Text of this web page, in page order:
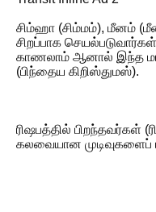
சிம்ஹா (சிம்மம்), மீனம்
சிறப்பாக
காணலாம் ஆனால் இந்த
(பிந்தைய கிறிஸ்துமஸ்).
ரிஷபத்தில் பிறந்தவர்கள்
கலவையான முடிவுகளைப்